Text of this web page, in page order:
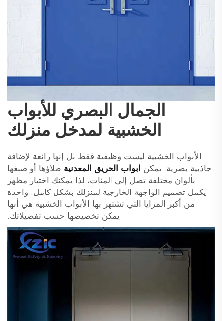
الجمال البصري للأبواب
الخشبية لمدخل منزلك
الأبواب الخشبية ليست وظيفية فقط بل إنها رائعة لإضافة
جاذبية بصرية. يمكن ابواب الحريق المعدنية طلاؤها أو صبغها
بألوان مختلفة تصل إلى المئات، لذا يمكنك اختيار مظهر
يكمل تصميم الواجهة الخارجية لمنزلك بشكل كامل. واحدة
من أكبر المزايا التي تشتهر بها الأبواب الخشبية هي أنها
يمكن تخصيصها حسب تفضيلاتك.